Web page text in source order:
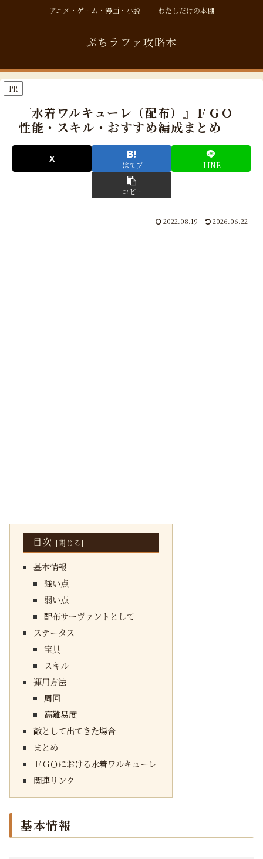
アニメ・ゲーム・漫画・小説 ── わたしだけの本棚
ぷちラファ攻略本
PR
『水着ワルキューレ（配布）』ＦＧＯ
性能・スキル・おすすめ編成まとめ
はてブ LINE
コピー
2022.08.19 2026.06.22
目次
基本情報
強い点
弱い点
配布サーヴァントとして
ステータス
宝具
スキル
運用方法
周回
高難易度
敵として出てきた場合
まとめ
ＦＧＯにおける水着ワルキューレ
関連リンク
基本情報